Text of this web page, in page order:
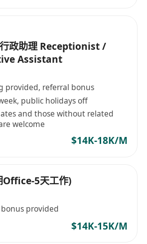
學歷，行政管理、工商管理、公
業優先；持有香港永久性居民身
須能長期駐港履職。
合行政管理工作經驗，熟悉香港
勞工條例及基本稅務常識；有跨
消費品/直銷行業背景者尤佳。
與基礎物流協調經驗，能熟練操作
文書寫及口語表達能力，可獨立
紀錄及對外溝通文件；粵語為主
通話流利者加分。
感與多任務處理能力，能於快節奏
政助理 Receptionist /
Assistant
provided, referral bonus
public holidays off
and those without related
welcome
$14K-18K/M
Office-5天工作)
provided
$14K-15K/M